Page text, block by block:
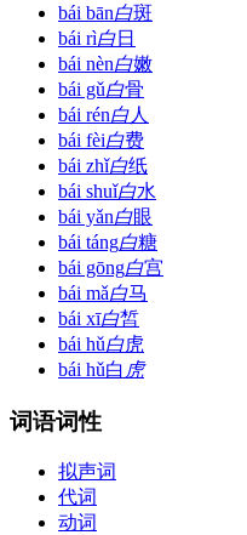
bái bān白斑
bái rì白日
bái nèn白嫩
bái gǔ白骨
bái rén白人
bái fèi白费
bái zhǐ白纸
bái shuǐ白水
bái yǎn白眼
bái táng白糖
bái gōng白宫
bái mǎ白马
bái xī白皙
bái hǔ白虎
bái hǔ白 虎
词语词性
拟声词
代词
动词